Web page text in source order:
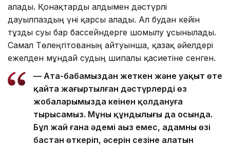
алады. Қонақтарды алдымен дәстүрлі
дауылпаздың үні қарсы алады. Ал будан кейін
тұзды суы бар бассейндерге шомылу ұсынылады.
Самал Төлеңгітованың айтуынша, қазақ әйелдері
ежелден мұндай судың шипалы қасиетіне сенген.
— Ата-бабамыздан жеткен және уақыт өте
қайта жаңғыртылған дәстүрлерді өз
жобаларымызда кеңінен қолдануға
тырысамыз. Мұның құндылығы да осында.
Бұл жай ғана әдемі аңыз емес, адамның өзі
бастан өткеріп, әсерін сезіне алатын